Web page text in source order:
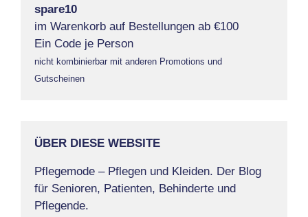
spare10
im Warenkorb auf Bestellungen ab €100
Ein Code je Person
nicht kombinierbar mit anderen Promotions und
Gutscheinen
ÜBER DIESE WEBSITE
Pflegemode – Pflegen und Kleiden. Der Blog
für Senioren, Patienten, Behinderte und
Pflegende.